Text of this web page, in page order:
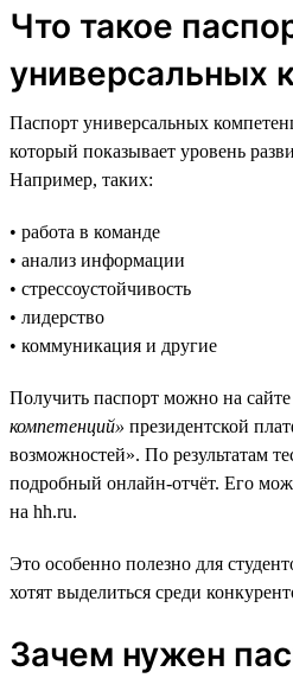
Что такое
универсальных
Паспорт универсальных
который показывает уровень
Например, таких:
• работа в команде
• анализ информации
• стрессоустойчивость
• лидерство
• коммуникация и другие
Получить паспорт можно на сайте
компетенций» президентской
возможностей». По результатам
подробный онлайн-отчёт. Его
на hh.ru.
Это особенно полезно для
хотят выделиться среди
Зачем нужен